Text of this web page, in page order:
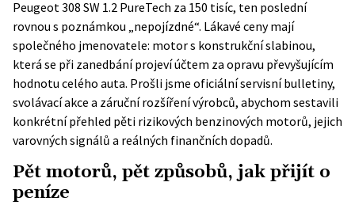
Peugeot 308 SW 1.2 PureTech za 150 tisíc, ten poslední
rovnou s poznámkou „nepojízdné“. Lákavé ceny mají
společného jmenovatele: motor s konstrukční slabinou,
která se při zanedbání projeví účtem za opravu převyšujícím
hodnotu celého auta. Prošli jsme oficiální servisní bulletiny,
svolávací akce a záruční rozšíření výrobců, abychom sestavili
konkrétní přehled pěti rizikových benzinových motorů, jejich
varovných signálů a reálných finančních dopadů.
Pět motorů, pět způsobů, jak přijít o
peníze